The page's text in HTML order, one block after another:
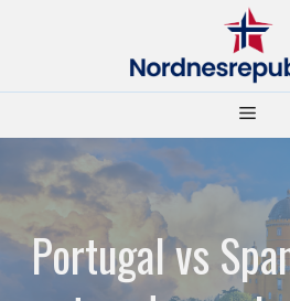
Meny
Portugal vs